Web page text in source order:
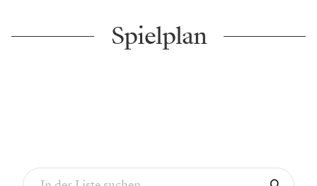
Spielplan